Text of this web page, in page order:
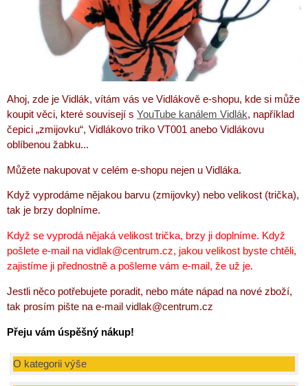
Ahoj, zde je Vidlák, vítám vás ve Vidlákově e-shopu, kde si může
koupit věci, které souvisejí s YouTube kanálem Vidlák, například
čepici „zmijovku“, Vidlákovo triko VT001 anebo Vidlákovu
oblíbenou žabku...
Můžete nakupovat v celém e-shopu nejen u Vidláka.
Když vyprodáme nějakou barvu (zmijovky) nebo velikost (trička),
tak je brzy doplníme.
Když se vyprodá nějaká velikost trička, brzy ji doplníme. Když
pošlete e-mail na vidlak@centrum.cz, jakou velikost byste chtěli,
zajistíme ji přednostně a pošleme vám e-mail, že už je.
Jestli něco potřebujete poradit, nebo máte nápad na nové zboží,
tak prosím pište na e-mail vidlak@centrum.cz
Přeju vám úspěšný nákup!
O kategorii výše